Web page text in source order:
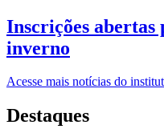
Inscrições abertas
inverno
Acesse mais notícias do
Destaques